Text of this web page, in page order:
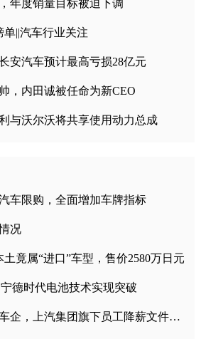
年度销量目标被迫下调
||汽车行业关注
安汽车预计最高亏损28亿元
，内田诚被任命为新CEO
与沃尔沃将共享使用动力总成
车限购，全面增加车牌指标
况
竟属“进口”车型，售价2580万日元
德时代电池技术实现突破
首个宣布降薪的大型车企，上汽集团旗下员工降薪文件曝光